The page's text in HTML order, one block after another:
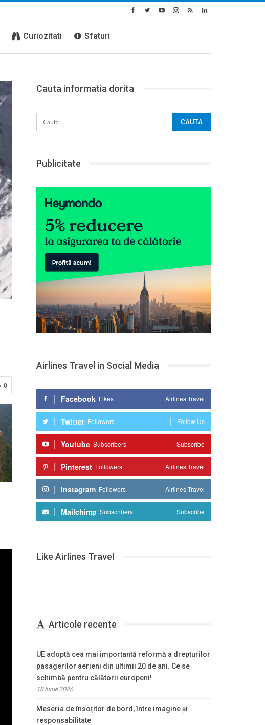
Curiozitati Sfaturi
0
Cauta informatia dorita
Publicitate
Airlines Travel in Social Media
Facebook Likes Airlines Travel
Twitter Followers Follow Us
Youtube Subscribers Subscribe
Pinterest Followers Airlines Travel
Instagram Followers Airlines Travel
Mailchimp Subscribers Subscribe
Like Airlines Travel
Articole recente
UE adoptă cea mai importantă reformă a drepturilor
pasagerilor aerieni din ultimii 20 de ani. Ce se
schimbă pentru călătorii europeni!
18 iunie 2026
Meseria de însoțitor de bord, între imagine și
responsabilitate